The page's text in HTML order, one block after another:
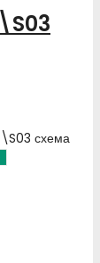
схема